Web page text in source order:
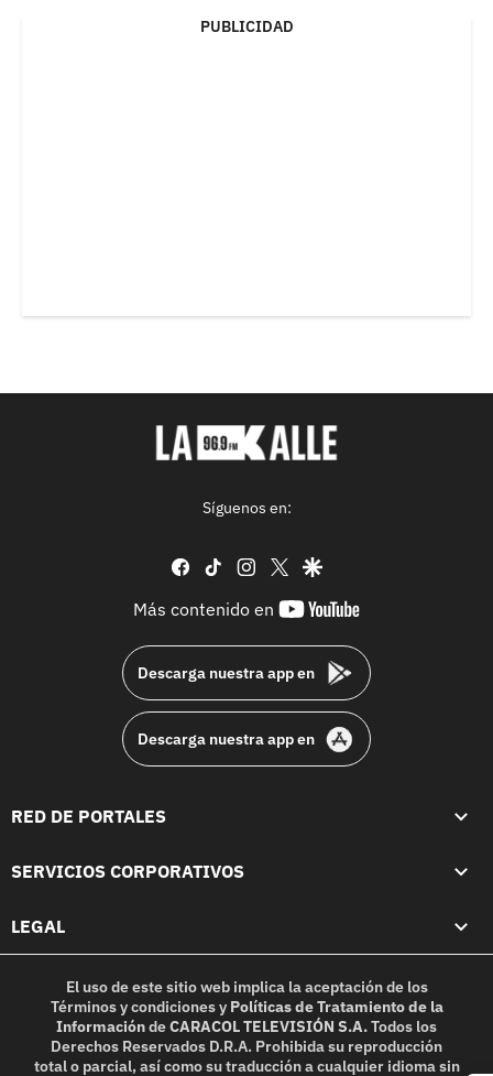
PUBLICIDAD
Síguenos en:
facebook
tiktok instagram
twittergoogle
Más contenido en
youtube-
Descarga nuestra app en
Descarga nuestra app en
RED DE PORTALES
SERVICIOS CORPORATIVOS
LEGAL
El uso de este sitio web implica la aceptación de los
Términos y condicionesy Políticas de Tratamiento de la
InformacióndeCARACOL TELEVISIÓN S.A.Todos los
Derechos Reservados D.R.A. Prohibida su reproducción
total o parcial, así como su traducción a cualquier idioma sin